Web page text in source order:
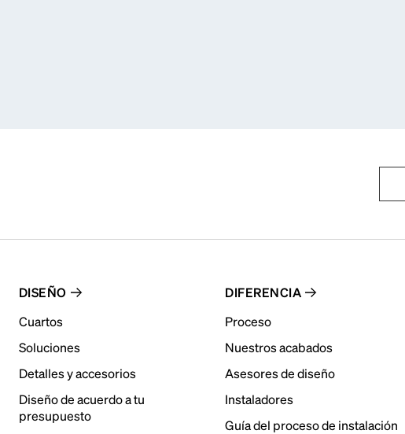
DISEÑO
Cuartos
Soluciones
Detalles y accesorios
Diseño de acuerdo a tu
presupuesto
DIFERENCIA
Proceso
Nuestros acabados
Asesores de diseño
Instaladores
Guía del proceso de instalación